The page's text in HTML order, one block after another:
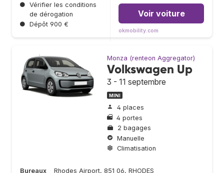
● Vérifier les conditions
de dérogation
● Dépôt 900 €
Voir voiture
okmobility.com
Monza (renteon Aggregator)
Volkswagen Up
3 - 11 septembre
MINI
4 places
4 portes
2 bagages
Manuelle
Climatisation
Bureaux Rhodes Airport, 851 06, RHODES